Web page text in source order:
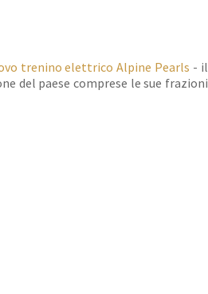
trenino elettrico Alpine Pearls - il
del paese comprese le sue frazioni